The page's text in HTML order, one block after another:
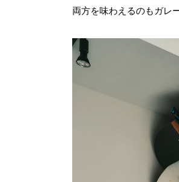
両方を味わえるのもガレ